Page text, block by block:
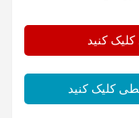
کنید
کلیک کنید